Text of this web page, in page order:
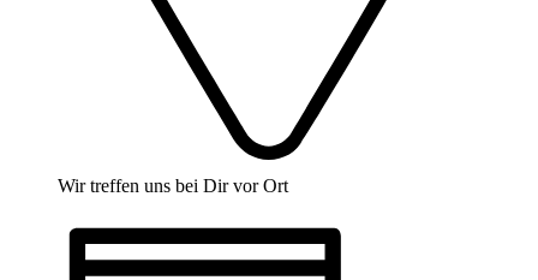
Wir treffen uns bei Dir vor Ort